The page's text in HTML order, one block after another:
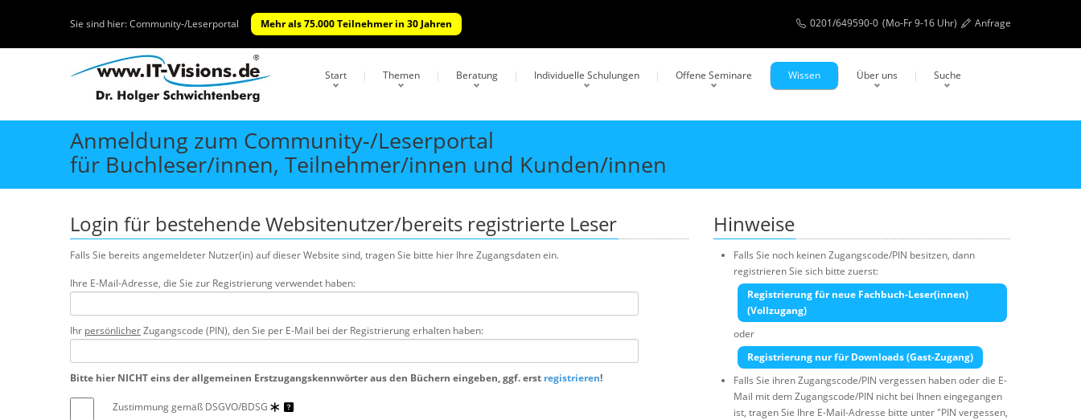
Sie sind hier:Community-/Leserportal Mehr als 75.000 Teilnehmer in 30 Jahren 0201/649590-0 (Mo-Fr 9-16 Uhr) Anfrage
Start Themen Beratung Individuelle Schulungen Offene Seminare Wissen Über uns Suche
Anmeldung zum Community-/Leserportal
für Buchleser/innen, Teilnehmer/innen und Kunden/innen
Login für bestehende Websitenutzer/bereits registrierte Leser
Falls Sie bereits angemeldeter Nutzer(in) auf dieser Website sind, tragen Sie bitte hier Ihre Zugangsdaten ein.
Ihre E-Mail-Adresse, die Sie zur Registrierung verwendet haben:
Ihr persönlicherZugangscode (PIN), den Sie per E-Mail bei der Registrierung erhalten haben:
Bitte hier NICHT eins der allgemeinen Erstzugangskennwörter aus den Büchern eingeben, ggf. erst registrieren!
Zustimmung gemäß DSGVO/BDSG
Hinweise
Falls Sie noch keinen Zugangscode/PIN besitzen, dann
registrieren Sie sich bitte zuerst:
Registrierung für neue Fachbuch-Leser(innen)
(Vollzugang)
oder
Registrierung nur für Downloads (Gast-Zugang)
Falls Sie ihren Zugangscode/PIN vergessen haben oder die E-
Mail mit dem Zugangscode/PIN nicht bei Ihnen eingegangen
ist, tragen Sie Ihre E-Mail-Adresse bitte unter "PIN vergessen,